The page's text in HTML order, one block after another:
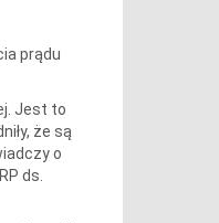
prądu
Jest to
że są
o
ds.